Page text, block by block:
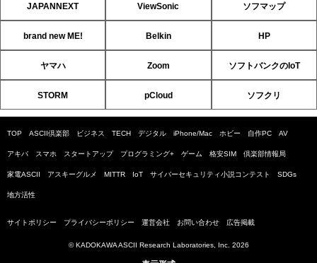
JAPANNEXT ViewSonic ソフマップ
brand new ME! Belkin HP
ヤマハ Zoom ソフトバンクのIoT
STORM pCloud ソフクリ
TOP ASCII倶楽部 ビジネス TECH デジタル iPhone/Mac ホビー 自作PC AV
アキバ スマホ スタートアップ プログラミング+ ゲーム 格安SIM 倶楽部情報局
家電ASCII アスキーグルメ MITTR IoT サイバーセキュリティ小説コンテスト SDGs
地方活性
サイトポリシー プライバシーポリシー 運営会社 お問い合わせ 広告掲載
© KADOKAWA ASCII Research Laboratories, Inc. 2026